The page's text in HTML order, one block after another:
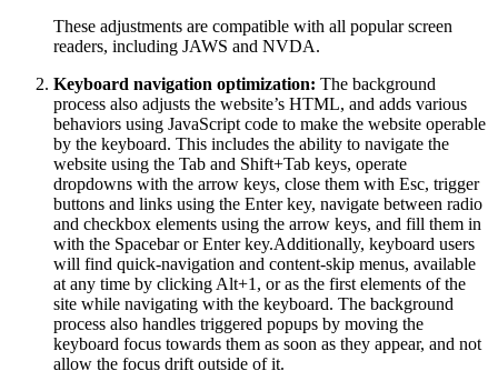
These adjustments are compatible with all popular screen
readers, including JAWS and NVDA.
Keyboard navigation optimization: The background
process also adjusts the website’s HTML, and adds various
behaviors using JavaScript code to make the website operable
by the keyboard. This includes the ability to navigate the
website using the Tab and Shift+Tab keys, operate
dropdowns with the arrow keys, close them with Esc, trigger
buttons and links using the Enter key, navigate between radio
and checkbox elements using the arrow keys, and fill them in
with the Spacebar or Enter key.Additionally, keyboard users
will find quick-navigation and content-skip menus, available
at any time by clicking Alt+1, or as the first elements of the
site while navigating with the keyboard. The background
process also handles triggered popups by moving the
keyboard focus towards them as soon as they appear, and not
allow the focus drift outside of it.